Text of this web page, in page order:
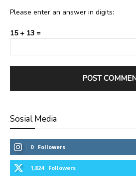
Please enter an answer in digits:
15 + 13 =
Sosial Media
0 Followers
1,824 Followers